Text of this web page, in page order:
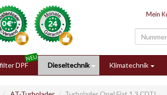
Mein
DPF Dieseltechnik Klimatechnik